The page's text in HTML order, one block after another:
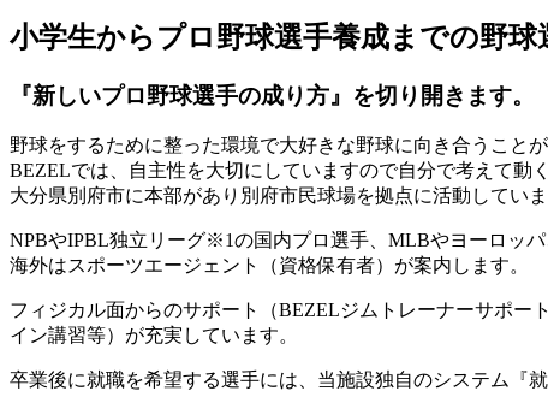
小学生からプロ野球選手養成までの野球
『新しいプロ野球選手の成り方』を切り開きます。
野球をするために整った環境で大好きな野球に向き合うこと
BEZELでは、自主性を大切にしていますので自分で考えて動
大分県別府市に本部があり別府市民球場を拠点に活動していま
NPBやIPBL独立リーグ※1の国内プロ選手、MLBやヨーロッ
海外はスポーツエージェント（資格保有者）が案内します。
フィジカル面からのサポート（BEZELジムトレーナーサポ
イン講習等）が充実しています。
卒業後に就職を希望する選手には、当施設独自のシステム『